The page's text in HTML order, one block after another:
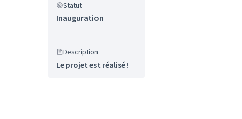
Statut
Inauguration
Description
Le projet est réalisé !